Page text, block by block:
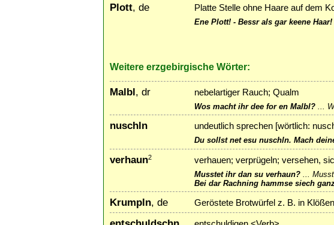
Plott, de Platte Stelle ohne Haare auf dem
Ene Plott! - Bessr als gar keene Haar!
Weitere erzgebirgische Wörter:
Malbl, dr nebelartiger Rauch; Qualm
Wos macht ihr dee for en Malbl?...
nuschln undeutlich sprechen [wörtlich:
Du sollst net esu nuschln. Mach
verhaun2 verhauen; verprügeln; versehen,
Musstet ihr dan su verhaun?...
Bei dar Rachning hammse siech
Krumpln, de Geröstete Brotwürfel z. B. in Klößen